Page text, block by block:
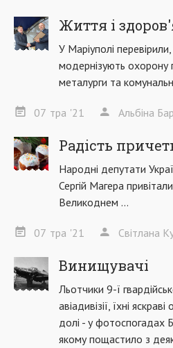
Життя і
У Маріуполі
модернізують охорону
металурги та
07 тра '21 Альбіна
Радість
Народні депутати
Сергій Магера
Великоднем ...
07 тра '21 Світлана
Винищувачі
Льотчики 9-ї
авіадивізії, їхні
долі - у фотоспогадах
якому пощастило з